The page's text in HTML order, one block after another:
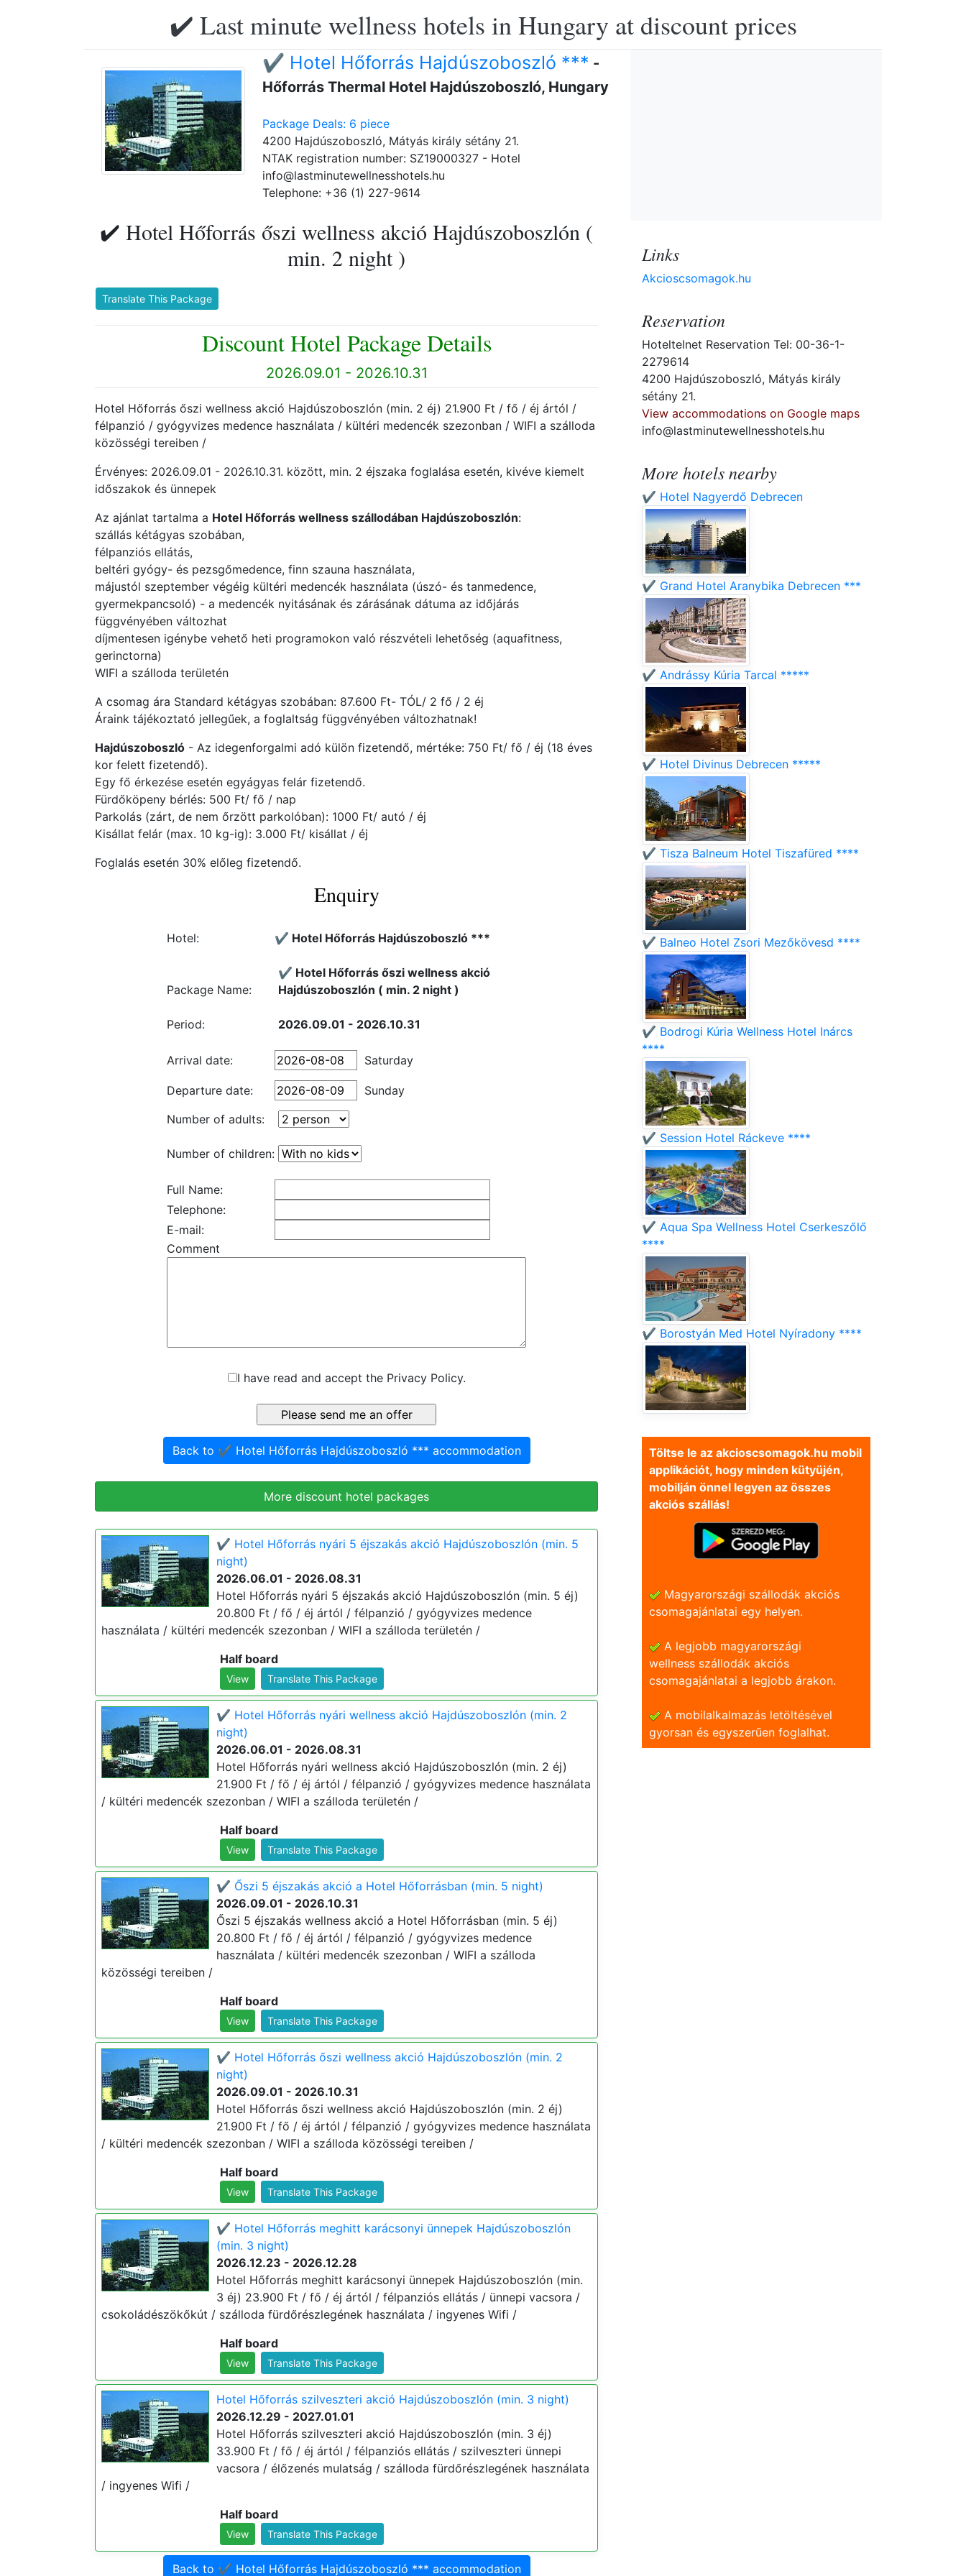
✔️ Last minute wellness hotels in Hungary at discount prices
✔️ Hotel Hőforrás Hajdúszoboszló *** -
Hőforrás Thermal Hotel Hajdúszoboszló, Hungary
Package Deals: 6 piece
4200 Hajdúszoboszló, Mátyás király sétány 21.
NTAK registration number: SZ19000327 - Hotel
info@lastminutewellnesshotels.hu
Telephone: +36 (1) 227-9614
✔️ Hotel Hőforrás őszi wellness akció Hajdúszoboszlón (
min. 2 night )
Translate This Package
Discount Hotel Package Details
2026.09.01 - 2026.10.31
Hotel Hőforrás őszi wellness akció Hajdúszoboszlón (min. 2 éj) 21.900 Ft / fő / éj ártól /
félpanzió / gyógyvizes medence használata / kültéri medencék szezonban / WIFI a szálloda
közösségi tereiben /
Érvényes: 2026.09.01 - 2026.10.31. között, min. 2 éjszaka foglalása esetén, kivéve kiemelt
időszakok és ünnepek
Az ajánlat tartalma a Hotel Hőforrás wellness szállodában Hajdúszoboszlón:
szállás kétágyas szobában,
félpanziós ellátás,
beltéri gyógy- és pezsgőmedence, finn szauna használata,
májustól szeptember végéig kültéri medencék használata (úszó- és tanmedence,
gyermekpancsoló) - a medencék nyitásának és zárásának dátuma az időjárás
függvényében változhat
díjmentesen igénybe vehető heti programokon való részvételi lehetőség (aquafitness,
gerinctorna)
WIFI a szálloda területén
A csomag ára Standard kétágyas szobában: 87.600 Ft- TÓL/ 2 fő / 2 éj
Áraink tájékoztató jellegűek, a foglaltság függvényében változhatnak!
Hajdúszoboszló - Az idegenforgalmi adó külön fizetendő, mértéke: 750 Ft/ fő / éj (18 éves
kor felett fizetendő).
Egy fő érkezése esetén egyágyas felár fizetendő.
Fürdőköpeny bérlés: 500 Ft/ fő / nap
Parkolás (zárt, de nem őrzött parkolóban): 1000 Ft/ autó / éj
Kisállat felár (max. 10 kg-ig): 3.000 Ft/ kisállat / éj
Foglalás esetén 30% előleg fizetendő.
Enquiry
Hotel: ✔️ Hotel Hőforrás Hajdúszoboszló ***
Package Name:
✔️ Hotel Hőforrás őszi wellness akció
Hajdúszoboszlón ( min. 2 night )
Period: 2026.09.01 - 2026.10.31
Arrival date: Saturday
Departure date:
Sunday
Number of adults:
Number of children:
Full Name:
Telephone:
E-mail:
Comment
I have read and accept the Privacy Policy.
Back to ✔️ Hotel Hőforrás Hajdúszoboszló *** accommodation
More discount hotel packages
✔️ Hotel Hőforrás nyári 5 éjszakás akció Hajdúszoboszlón (min. 5
night)
2026.06.01 - 2026.08.31
Hotel Hőforrás nyári 5 éjszakás akció Hajdúszoboszlón (min. 5 éj)
20.800 Ft / fő / éj ártól / félpanzió / gyógyvizes medence
használata / kültéri medencék szezonban / WIFI a szálloda területén /
Half board
View Translate This Package
✔️ Hotel Hőforrás nyári wellness akció Hajdúszoboszlón (min. 2
night)
2026.06.01 - 2026.08.31
Hotel Hőforrás nyári wellness akció Hajdúszoboszlón (min. 2 éj)
21.900 Ft / fő / éj ártól / félpanzió / gyógyvizes medence használata
/ kültéri medencék szezonban / WIFI a szálloda területén /
Half board
View Translate This Package
✔️ Őszi 5 éjszakás akció a Hotel Hőforrásban (min. 5 night)
2026.09.01 - 2026.10.31
Őszi 5 éjszakás wellness akció a Hotel Hőforrásban (min. 5 éj)
20.800 Ft / fő / éj ártól / félpanzió / gyógyvizes medence
használata / kültéri medencék szezonban / WIFI a szálloda
közösségi tereiben /
Half board
View Translate This Package
✔️ Hotel Hőforrás őszi wellness akció Hajdúszoboszlón (min. 2
night)
2026.09.01 - 2026.10.31
Hotel Hőforrás őszi wellness akció Hajdúszoboszlón (min. 2 éj)
21.900 Ft / fő / éj ártól / félpanzió / gyógyvizes medence használata
/ kültéri medencék szezonban / WIFI a szálloda közösségi tereiben /
Half board
View Translate This Package
✔️ Hotel Hőforrás meghitt karácsonyi ünnepek Hajdúszoboszlón
(min. 3 night)
2026.12.23 - 2026.12.28
Hotel Hőforrás meghitt karácsonyi ünnepek Hajdúszoboszlón (min.
3 éj) 23.900 Ft / fő / éj ártól / félpanziós ellátás / ünnepi vacsora /
csokoládészökőkút / szálloda fürdőrészlegének használata / ingyenes Wifi /
Half board
View Translate This Package
Hotel Hőforrás szilveszteri akció Hajdúszoboszlón (min. 3 night)
2026.12.29 - 2027.01.01
Hotel Hőforrás szilveszteri akció Hajdúszoboszlón (min. 3 éj)
33.900 Ft / fő / éj ártól / félpanziós ellátás / szilveszteri ünnepi
vacsora / élőzenés mulatság / szálloda fürdőrészlegének használata
/ ingyenes Wifi /
Half board
View Translate This Package
Back to ✔️ Hotel Hőforrás Hajdúszoboszló *** accommodation
Links
Akcioscsomagok.hu
Reservation
Hoteltelnet Reservation Tel: 00-36-1-
2279614
4200 Hajdúszoboszló, Mátyás király
sétány 21.
View accommodations on Google maps
info@lastminutewellnesshotels.hu
More hotels nearby
✔️ Hotel Nagyerdő Debrecen
✔️ Grand Hotel Aranybika Debrecen ***
✔️ Andrássy Kúria Tarcal *****
✔️ Hotel Divinus Debrecen *****
✔️ Tisza Balneum Hotel Tiszafüred ****
✔️ Balneo Hotel Zsori Mezőkövesd ****
✔️ Bodrogi Kúria Wellness Hotel Inárcs
****
✔️ Session Hotel Ráckeve ****
✔️ Aqua Spa Wellness Hotel Cserkeszőlő
****
✔️ Borostyán Med Hotel Nyíradony ****
Töltse le az akcioscsomagok.hu mobil
applikációt, hogy minden kütyüjén,
mobilján önnel legyen az összes
akciós szállás!
Magyarországi szállodák akciós
csomagajánlatai egy helyen.
A legjobb magyarországi
wellness szállodák akciós
csomagajánlatai a legjobb árakon.
A mobilalkalmazás letöltésével
gyorsan és egyszerũen foglalhat.